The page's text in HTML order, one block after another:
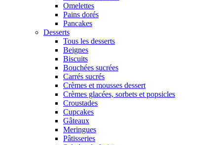
Omelettes
Pains dorés
Pancakes
Desserts
Tous les desserts
Beignes
Biscuits
Bouchées sucrées
Carrés sucrés
Crèmes et mousses dessert
Crèmes glacées, sorbets et popsicles
Croustades
Cupcakes
Gâteaux
Meringues
Pâtisseries